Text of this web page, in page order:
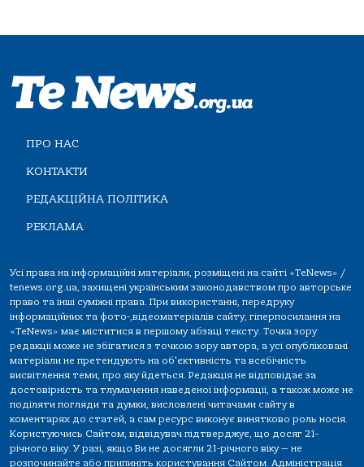
ПРО НАС
КОНТАКТИ
РЕДАКЦІЙНА ПОЛІТИКА
РЕКЛАМА
Усі права на інформаційні матеріали, розміщені на сайті «TeNews» /
tenews.org.ua, захищені українським законодавством про авторське
право та інші суміжні права. При використанні, передруку
інформаційних та фото-,відеоматеріалів сайту, гіперпосилання на
«TeNews» має міститися в першому абзаці тексту. Точка зору
редакції може не збігатися з точкою зору автора, а усі опубліковані
матеріали не претендують на об'єктивність та всебічність
висвітлення теми, про яку йдеться. Редакція не відповідає за
достовірність та тлумачення наведеної інформації, а також може не
поділяти погляди та думки, висловлені читачами сайту в
коментарях до статей, а сам ресурс виконує винятково роль носія.
Користуючись Сайтом, відвідувач підтверджує, що досяг 21-
річного віку. У разі, якщо Ви не досягли 21-річного віку — не
розпочинайте або припиніть користування Сайтом. Адміністрація